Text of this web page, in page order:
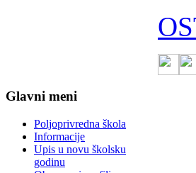
Glavni meni
Poljoprivredna škola
Informacije
Upis u novu školsku
godinu